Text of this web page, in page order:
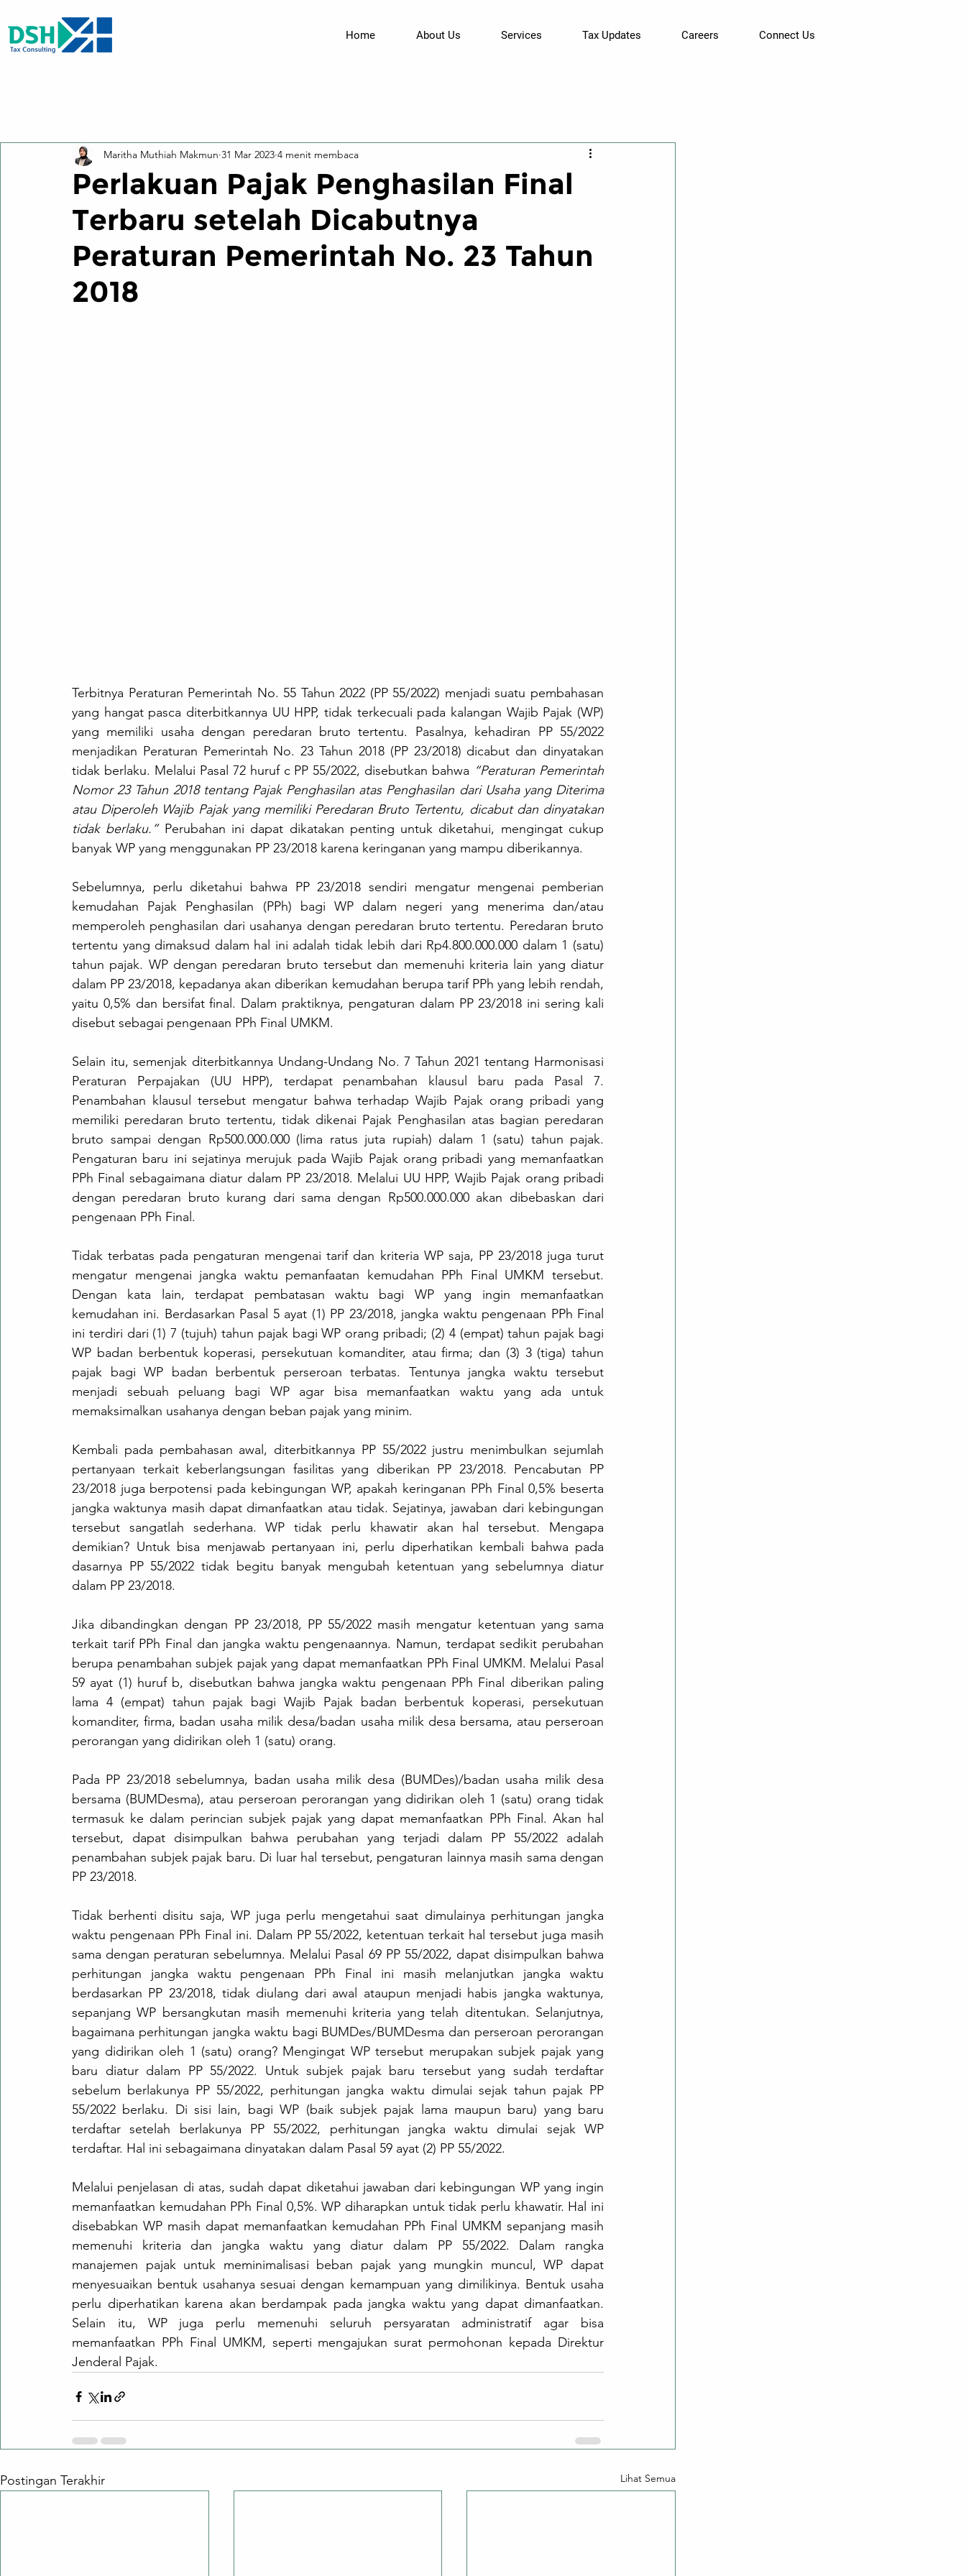
Home About Us Services Tax Updates Careers Connect Us
Perlakuan Pajak Penghasilan Final
Terbaru setelah Dicabutnya
Peraturan Pemerintah No. 23 Tahun
2018
Maritha Muthiah Makmun 31 Mar 2023 4 menit membaca
Terbitnya Peraturan Pemerintah No. 55 Tahun 2022 (PP 55/2022) menjadi suatu pembahasan
yang hangat pasca diterbitkannya UU HPP, tidak terkecuali pada kalangan Wajib Pajak (WP)
yang memiliki usaha dengan peredaran bruto tertentu. Pasalnya, kehadiran PP 55/2022
menjadikan Peraturan Pemerintah No. 23 Tahun 2018 (PP 23/2018) dicabut dan dinyatakan
tidak berlaku. Melalui Pasal 72 huruf c PP 55/2022, disebutkan bahwa “Peraturan Pemerintah
Nomor 23 Tahun 2018 tentang Pajak Penghasilan atas Penghasilan dari Usaha yang Diterima
atau Diperoleh Wajib Pajak yang memiliki Peredaran Bruto Tertentu, dicabut dan dinyatakan
tidak berlaku.” Perubahan ini dapat dikatakan penting untuk diketahui, mengingat cukup
banyak WP yang menggunakan PP 23/2018 karena keringanan yang mampu diberikannya.
Sebelumnya, perlu diketahui bahwa PP 23/2018 sendiri mengatur mengenai pemberian
kemudahan Pajak Penghasilan (PPh) bagi WP dalam negeri yang menerima dan/atau
memperoleh penghasilan dari usahanya dengan peredaran bruto tertentu. Peredaran bruto
tertentu yang dimaksud dalam hal ini adalah tidak lebih dari Rp4.800.000.000 dalam 1 (satu)
tahun pajak. WP dengan peredaran bruto tersebut dan memenuhi kriteria lain yang diatur
dalam PP 23/2018, kepadanya akan diberikan kemudahan berupa tarif PPh yang lebih rendah,
yaitu 0,5% dan bersifat final. Dalam praktiknya, pengaturan dalam PP 23/2018 ini sering kali
disebut sebagai pengenaan PPh Final UMKM.
Selain itu, semenjak diterbitkannya Undang-Undang No. 7 Tahun 2021 tentang Harmonisasi
Peraturan Perpajakan (UU HPP), terdapat penambahan klausul baru pada Pasal 7.
Penambahan klausul tersebut mengatur bahwa terhadap Wajib Pajak orang pribadi yang
memiliki peredaran bruto tertentu, tidak dikenai Pajak Penghasilan atas bagian peredaran
bruto sampai dengan Rp500.000.000 (lima ratus juta rupiah) dalam 1 (satu) tahun pajak.
Pengaturan baru ini sejatinya merujuk pada Wajib Pajak orang pribadi yang memanfaatkan
PPh Final sebagaimana diatur dalam PP 23/2018. Melalui UU HPP, Wajib Pajak orang pribadi
dengan peredaran bruto kurang dari sama dengan Rp500.000.000 akan dibebaskan dari
pengenaan PPh Final.
Tidak terbatas pada pengaturan mengenai tarif dan kriteria WP saja, PP 23/2018 juga turut
mengatur mengenai jangka waktu pemanfaatan kemudahan PPh Final UMKM tersebut.
Dengan kata lain, terdapat pembatasan waktu bagi WP yang ingin memanfaatkan
kemudahan ini. Berdasarkan Pasal 5 ayat (1) PP 23/2018, jangka waktu pengenaan PPh Final
ini terdiri dari (1) 7 (tujuh) tahun pajak bagi WP orang pribadi; (2) 4 (empat) tahun pajak bagi
WP badan berbentuk koperasi, persekutuan komanditer, atau firma; dan (3) 3 (tiga) tahun
pajak bagi WP badan berbentuk perseroan terbatas. Tentunya jangka waktu tersebut
menjadi sebuah peluang bagi WP agar bisa memanfaatkan waktu yang ada untuk
memaksimalkan usahanya dengan beban pajak yang minim.
Kembali pada pembahasan awal, diterbitkannya PP 55/2022 justru menimbulkan sejumlah
pertanyaan terkait keberlangsungan fasilitas yang diberikan PP 23/2018. Pencabutan PP
23/2018 juga berpotensi pada kebingungan WP, apakah keringanan PPh Final 0,5% beserta
jangka waktunya masih dapat dimanfaatkan atau tidak. Sejatinya, jawaban dari kebingungan
tersebut sangatlah sederhana. WP tidak perlu khawatir akan hal tersebut. Mengapa
demikian? Untuk bisa menjawab pertanyaan ini, perlu diperhatikan kembali bahwa pada
dasarnya PP 55/2022 tidak begitu banyak mengubah ketentuan yang sebelumnya diatur
dalam PP 23/2018.
Jika dibandingkan dengan PP 23/2018, PP 55/2022 masih mengatur ketentuan yang sama
terkait tarif PPh Final dan jangka waktu pengenaannya. Namun, terdapat sedikit perubahan
berupa penambahan subjek pajak yang dapat memanfaatkan PPh Final UMKM. Melalui Pasal
59 ayat (1) huruf b, disebutkan bahwa jangka waktu pengenaan PPh Final diberikan paling
lama 4 (empat) tahun pajak bagi Wajib Pajak badan berbentuk koperasi, persekutuan
komanditer, firma, badan usaha milik desa/badan usaha milik desa bersama, atau perseroan
perorangan yang didirikan oleh 1 (satu) orang.
Pada PP 23/2018 sebelumnya, badan usaha milik desa (BUMDes)/badan usaha milik desa
bersama (BUMDesma), atau perseroan perorangan yang didirikan oleh 1 (satu) orang tidak
termasuk ke dalam perincian subjek pajak yang dapat memanfaatkan PPh Final. Akan hal
tersebut, dapat disimpulkan bahwa perubahan yang terjadi dalam PP 55/2022 adalah
penambahan subjek pajak baru. Di luar hal tersebut, pengaturan lainnya masih sama dengan
PP 23/2018.
Tidak berhenti disitu saja, WP juga perlu mengetahui saat dimulainya perhitungan jangka
waktu pengenaan PPh Final ini. Dalam PP 55/2022, ketentuan terkait hal tersebut juga masih
sama dengan peraturan sebelumnya. Melalui Pasal 69 PP 55/2022, dapat disimpulkan bahwa
perhitungan jangka waktu pengenaan PPh Final ini masih melanjutkan jangka waktu
berdasarkan PP 23/2018, tidak diulang dari awal ataupun menjadi habis jangka waktunya,
sepanjang WP bersangkutan masih memenuhi kriteria yang telah ditentukan. Selanjutnya,
bagaimana perhitungan jangka waktu bagi BUMDes/BUMDesma dan perseroan perorangan
yang didirikan oleh 1 (satu) orang? Mengingat WP tersebut merupakan subjek pajak yang
baru diatur dalam PP 55/2022. Untuk subjek pajak baru tersebut yang sudah terdaftar
sebelum berlakunya PP 55/2022, perhitungan jangka waktu dimulai sejak tahun pajak PP
55/2022 berlaku. Di sisi lain, bagi WP (baik subjek pajak lama maupun baru) yang baru
terdaftar setelah berlakunya PP 55/2022, perhitungan jangka waktu dimulai sejak WP
terdaftar. Hal ini sebagaimana dinyatakan dalam Pasal 59 ayat (2) PP 55/2022.
Melalui penjelasan di atas, sudah dapat diketahui jawaban dari kebingungan WP yang ingin
memanfaatkan kemudahan PPh Final 0,5%. WP diharapkan untuk tidak perlu khawatir. Hal ini
disebabkan WP masih dapat memanfaatkan kemudahan PPh Final UMKM sepanjang masih
memenuhi kriteria dan jangka waktu yang diatur dalam PP 55/2022. Dalam rangka
manajemen pajak untuk meminimalisasi beban pajak yang mungkin muncul, WP dapat
menyesuaikan bentuk usahanya sesuai dengan kemampuan yang dimilikinya. Bentuk usaha
perlu diperhatikan karena akan berdampak pada jangka waktu yang dapat dimanfaatkan.
Selain itu, WP juga perlu memenuhi seluruh persyaratan administratif agar bisa
memanfaatkan PPh Final UMKM, seperti mengajukan surat permohonan kepada Direktur
Jenderal Pajak.
Postingan Terakhir Lihat Semua